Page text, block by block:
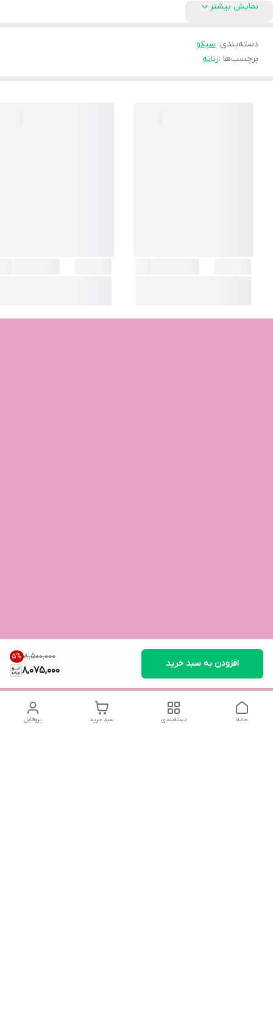
۸٬۵۰۰٬۰۰۰ 5%
8,075,000
افزودن به سبد خرید
نمایش بیشتر
دسته‌بندی: سیکو
برچسب‌ها :زنانه
پروفایل سبد خرید دسته‌بندی خانه